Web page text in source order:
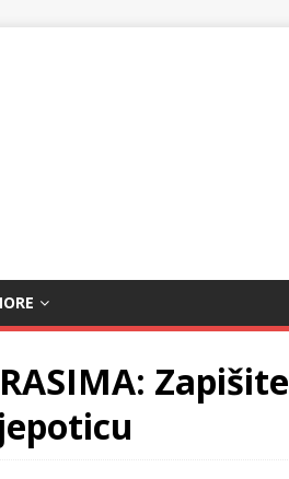
Zapišite